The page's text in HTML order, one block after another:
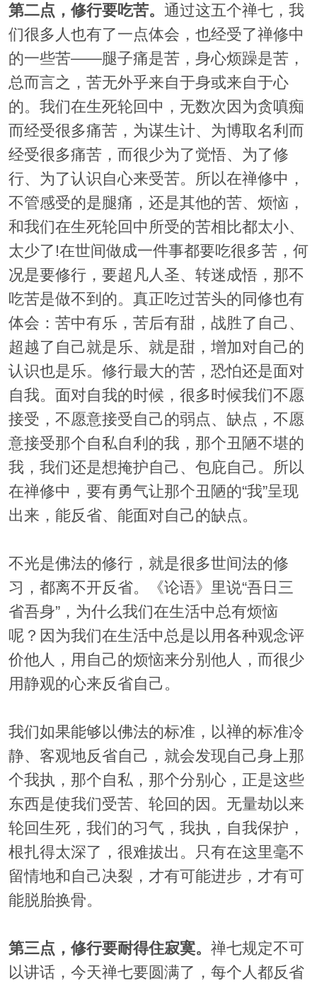
第二点，修行要吃苦。 通过这五个禅七，我
们很多人也有了一点体会，也经受了禅修中
的一些苦——腿子痛是苦，身心烦躁是苦，
总而言之，苦无外乎来自于身或来自于心
的。我们在生死轮回中，无数次因为贪嗔痴
而经受很多痛苦，为谋生计、为博取名利而
经受很多痛苦，而很少为了觉悟、为了修
行、为了认识自心来受苦。所以在禅修中，
不管感受的是腿痛，还是其他的苦、烦恼，
和我们在生死轮回中所受的苦相比都太小、
太少了!在世间做成一件事都要吃很多苦，何
况是要修行，要超凡人圣、转迷成悟，那不
吃苦是做不到的。真正吃过苦头的同修也有
体会：苦中有乐，苦后有甜，战胜了自己、
超越了自己就是乐、就是甜，增加对自己的
认识也是乐。修行最大的苦，恐怕还是面对
自我。面对自我的时候，很多时候我们不愿
接受，不愿意接受自己的弱点、缺点，不愿
意接受那个自私自利的我，那个丑陋不堪的
我，我们还是想掩护自己、包庇自己。所以
在禅修中，要有勇气让那个丑陋的“我”呈现
出来，能反省、能面对自己的缺点。
不光是佛法的修行，就是很多世间法的修
习，都离不开反省。《论语》里说“吾日三
省吾身”，为什么我们在生活中总有烦恼
呢？因为我们在生活中总是以用各种观念评
价他人，用自己的烦恼来分别他人，而很少
用静观的心来反省自己。
我们如果能够以佛法的标准，以禅的标准冷
静、客观地反省自己，就会发现自己身上那
个我执，那个自私，那个分别心，正是这些
东西是使我们受苦、轮回的因。无量劫以来
轮回生死，我们的习气，我执，自我保护，
根扎得太深了，很难拔出。只有在这里毫不
留情地和自己决裂，才有可能进步，才有可
能脱胎换骨。
第三点，修行要耐得住寂寞。 禅七规定不可
以讲话，今天禅七要圆满了，每个人都反省